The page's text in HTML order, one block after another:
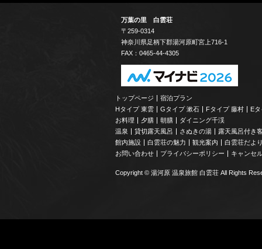
万葉の里 白雲荘
〒259-0314
神奈川県足柄下郡湯河原町宮上716-1
FAX：0465-44-4305
トップページ
宿泊プラン
Hタイプ 東雲
Gタイプ 漱石 Fタイプ 藤村
E
お料理
夕膳 朝膳
ダイニング千渓
温泉
貸切露天風呂 さぬきの湯
露天風呂付き
館内施設
白雲荘の魅力 観光案内
白雲荘だよ
お問い合わせ
プライバシーポリシー キャンセ
Copyright © 湯河原 温泉旅館 白雲荘 All Rights